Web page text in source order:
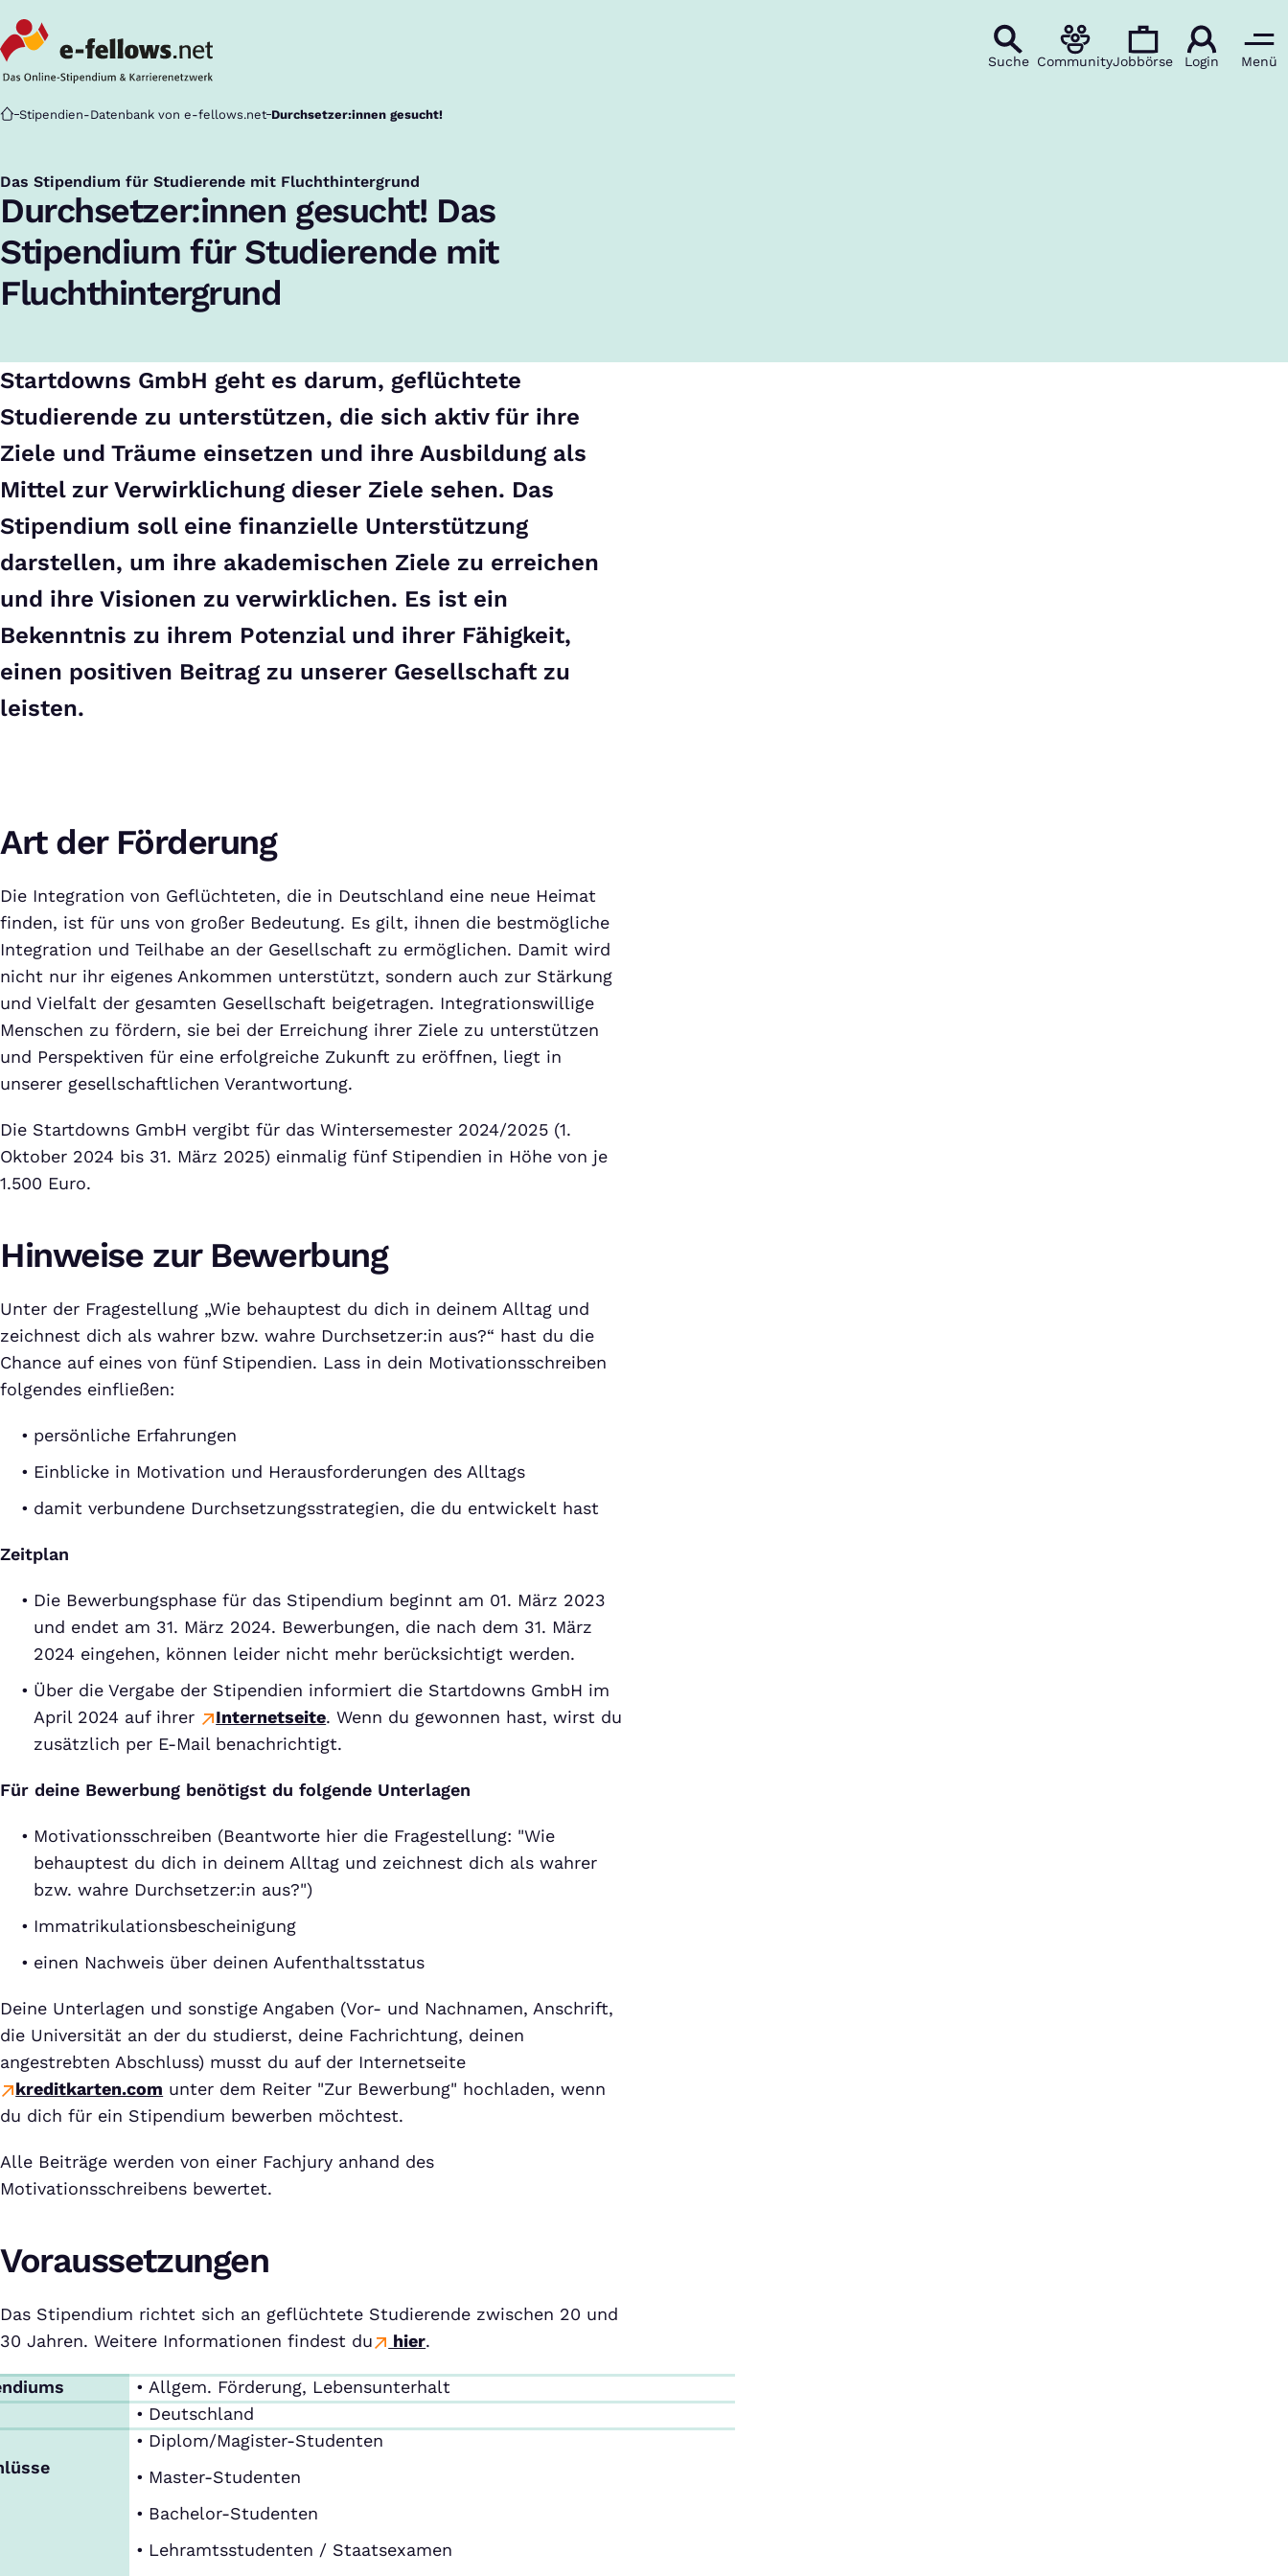
Suche CommunityJobbörse Login Menü
Startseite
Stipendien-Datenbank von e-fellows.net Durchsetzer:innen gesucht!
Das Stipendium für Studierende mit Fluchthintergrund
:
Durchsetzer:innen gesucht! Das
Stipendium für Studierende mit
Fluchthintergrund
Startdowns GmbH geht es darum, geflüchtete
Studierende zu unterstützen, die sich aktiv für ihre
Ziele und Träume einsetzen und ihre Ausbildung als
Mittel zur Verwirklichung dieser Ziele sehen. Das
Stipendium soll eine finanzielle Unterstützung
darstellen, um ihre akademischen Ziele zu erreichen
und ihre Visionen zu verwirklichen. Es ist ein
Bekenntnis zu ihrem Potenzial und ihrer Fähigkeit,
einen positiven Beitrag zu unserer Gesellschaft zu
leisten.
Art der Förderung
Die Integration von Geflüchteten, die in Deutschland eine neue Heimat
finden, ist für uns von großer Bedeutung. Es gilt, ihnen die bestmögliche
Integration und Teilhabe an der Gesellschaft zu ermöglichen. Damit wird
nicht nur ihr eigenes Ankommen unterstützt, sondern auch zur Stärkung
und Vielfalt der gesamten Gesellschaft beigetragen. Integrationswillige
Menschen zu fördern, sie bei der Erreichung ihrer Ziele zu unterstützen
und Perspektiven für eine erfolgreiche Zukunft zu eröffnen, liegt in
unserer gesellschaftlichen Verantwortung.
Die Startdowns GmbH vergibt für das Wintersemester 2024/2025 (1.
Oktober 2024 bis 31. März 2025) einmalig fünf Stipendien in Höhe von je
1.500 Euro.
Hinweise zur Bewerbung
Unter der Fragestellung „Wie behauptest du dich in deinem Alltag und
zeichnest dich als wahrer bzw. wahre Durchsetzer:in aus?“ hast du die
Chance auf eines von fünf Stipendien. Lass in dein Motivationsschreiben
folgendes einfließen:
persönliche Erfahrungen
Einblicke in Motivation und Herausforderungen des Alltags
damit verbundene Durchsetzungsstrategien, die du entwickelt hast
Zeitplan
Die Bewerbungsphase für das Stipendium beginnt am 01. März 2023
und endet am 31. März 2024. Bewerbungen, die nach dem 31. März
2024 eingehen, können leider nicht mehr berücksichtigt werden.
Über die Vergabe der Stipendien informiert die Startdowns GmbH im
April 2024 auf ihrer
Internetseite. Wenn du gewonnen hast, wirst du
zusätzlich per E-Mail benachrichtigt.
Für deine Bewerbung benötigst du folgende Unterlagen
Motivationsschreiben (Beantworte hier die Fragestellung: "Wie
behauptest du dich in deinem Alltag und zeichnest dich als wahrer
bzw. wahre Durchsetzer:in aus?")
Immatrikulationsbescheinigung
einen Nachweis über deinen Aufenthaltsstatus
Deine Unterlagen und sonstige Angaben (Vor- und Nachnamen, Anschrift,
die Universität an der du studierst, deine Fachrichtung, deinen
angestrebten Abschluss) musst du auf der Internetseite
kreditkarten.com unter dem Reiter "Zur Bewerbung" hochladen, wenn
du dich für ein Stipendium bewerben möchtest.
Alle Beiträge werden von einer Fachjury anhand des
Motivationsschreibens bewertet.
Voraussetzungen
Das Stipendium richtet sich an geflüchtete Studierende zwischen 20 und
30 Jahren. Weitere Informationen findest du
hier.
Allgem. Förderung, Lebensunterhalt
Deutschland
Diplom/Magister-Studenten
Master-Studenten
Bachelor-Studenten
Lehramtsstudenten / Staatsexamen